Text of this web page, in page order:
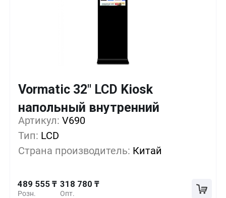
Vormatic 32" LCD Kiosk
напольный внутренний
Артикул: V690
Тип: LCD
Страна производитель: Китай
Розн.
489 555 ₸
Опт.
318 780 ₸
1+ 0%
5+
10+ -23%